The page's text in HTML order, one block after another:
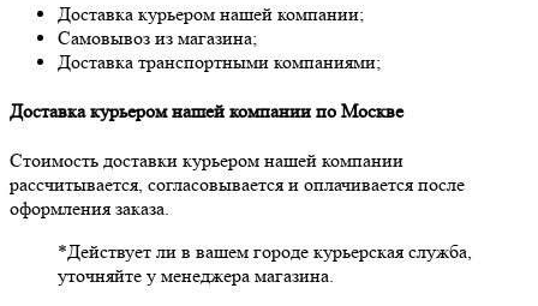
Доставка курьером нашей компании;
Самовывоз из магазина;
Доставка транспортными компаниями;
Доставка курьером нашей компании по Москве
Стоимость доставки курьером нашей компании
рассчитывается, согласовывается и оплачивается после
оформления заказа.
*Действует ли в вашем городе курьерская служба,
уточняйте у менеджера магазина.